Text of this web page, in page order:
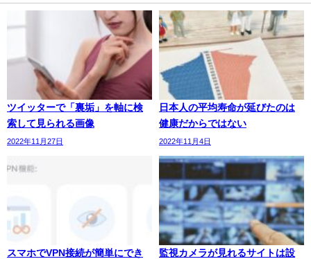
ツイッターで「裏垢」を軸に検
索して見られる画像
2022年11月27日
日本人の平均寿命が延びたのは
健康だからではない
2022年11月4日
スマホでVPN接続が簡単にでき
監視カメラが見れるサイトは設